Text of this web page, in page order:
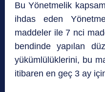
Bu Yönetmelik
ihdas eden
maddeler ile 7 nci
bendinde yapılan
yükümlülüklerini, bu
itibaren en geç 3 ay